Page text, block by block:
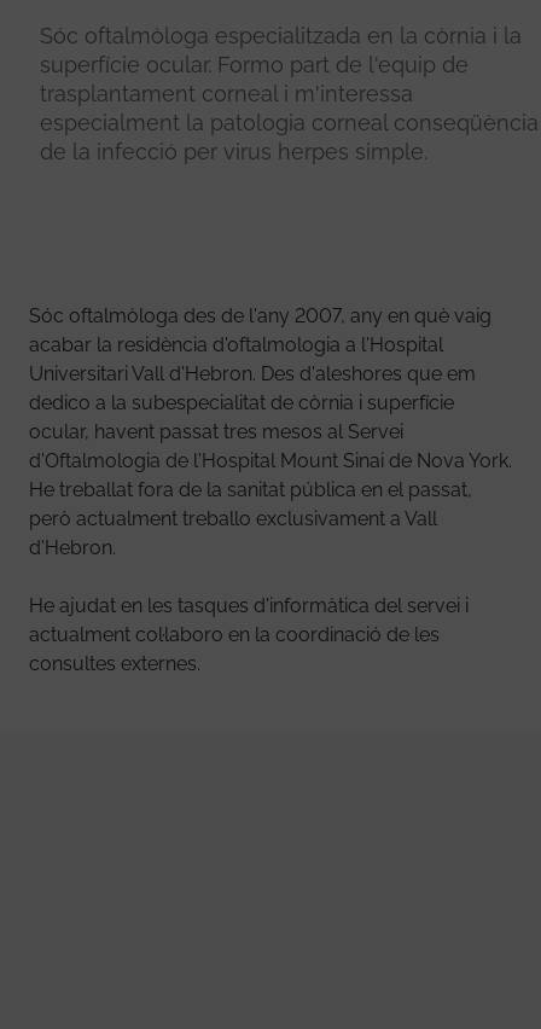
Sóc oftalmòloga especialitzada en la còrnia i la
superfície ocular. Formo part de l'equip de
trasplantament corneal i m'interessa
especialment la patologia corneal conseqüència
de la infecció per virus herpes simple.
Sóc oftalmòloga des de l'any 2007, any en què vaig
acabar la residència d'oftalmologia a l'Hospital
Universitari Vall d'Hebron. Des d'aleshores que em
dedico a la subespecialitat de còrnia i superfície
ocular, havent passat tres mesos al Servei
d'Oftalmologia de l'Hospital Mount Sinai de Nova York.
He treballat fora de la sanitat pública en el passat,
però actualment treballo exclusivament a Vall
d'Hebron.
He ajudat en les tasques d'informàtica del servei i
actualment col·laboro en la coordinació de les
consultes externes.